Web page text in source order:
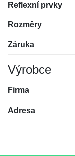
Reflexní prvky
Rozměry
Záruka
Výrobce
Firma
Adresa